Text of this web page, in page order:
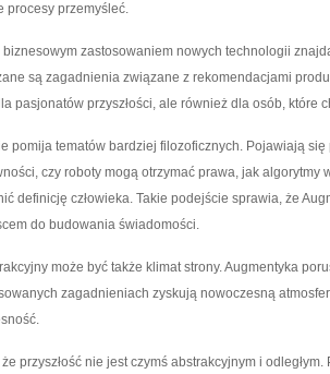
procesy przemyśleć.
zastosowaniem nowych technologii
są zagadnienia związane z rekomendacjami
pasjonatów przyszłości, ale również dla osób, które
pomija tematów bardziej filozoficznych. Pojawiają
czy roboty mogą otrzymać prawa, jak algorytmy
definicję człowieka. Takie podejście sprawia, że
do budowania świadomości.
może być także klimat strony. Augmentyka
zagadnieniach zyskują nowoczesną
przyszłość nie jest czymś abstrakcyjnym i